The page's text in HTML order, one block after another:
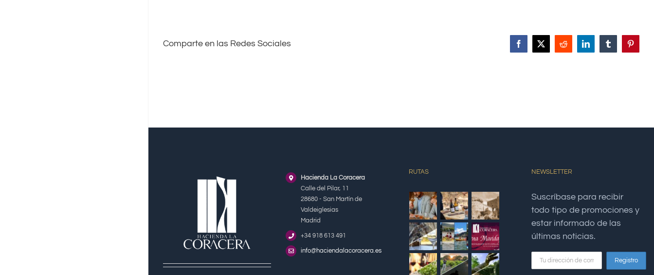
Comparte en las Redes Sociales Facebook
X Reddit LinkedInTumblr
Hacienda La Coracera
Calle del Pilar, 11
28680 - San Martín de
Valdeiglesias
Madrid
+34 918 613 491
info@haciendalacoracera.es
RUTAS NEWSLETTER
Suscríbase para recibir
todo tipo de promociones y
estar informado de las
últimas noticias.